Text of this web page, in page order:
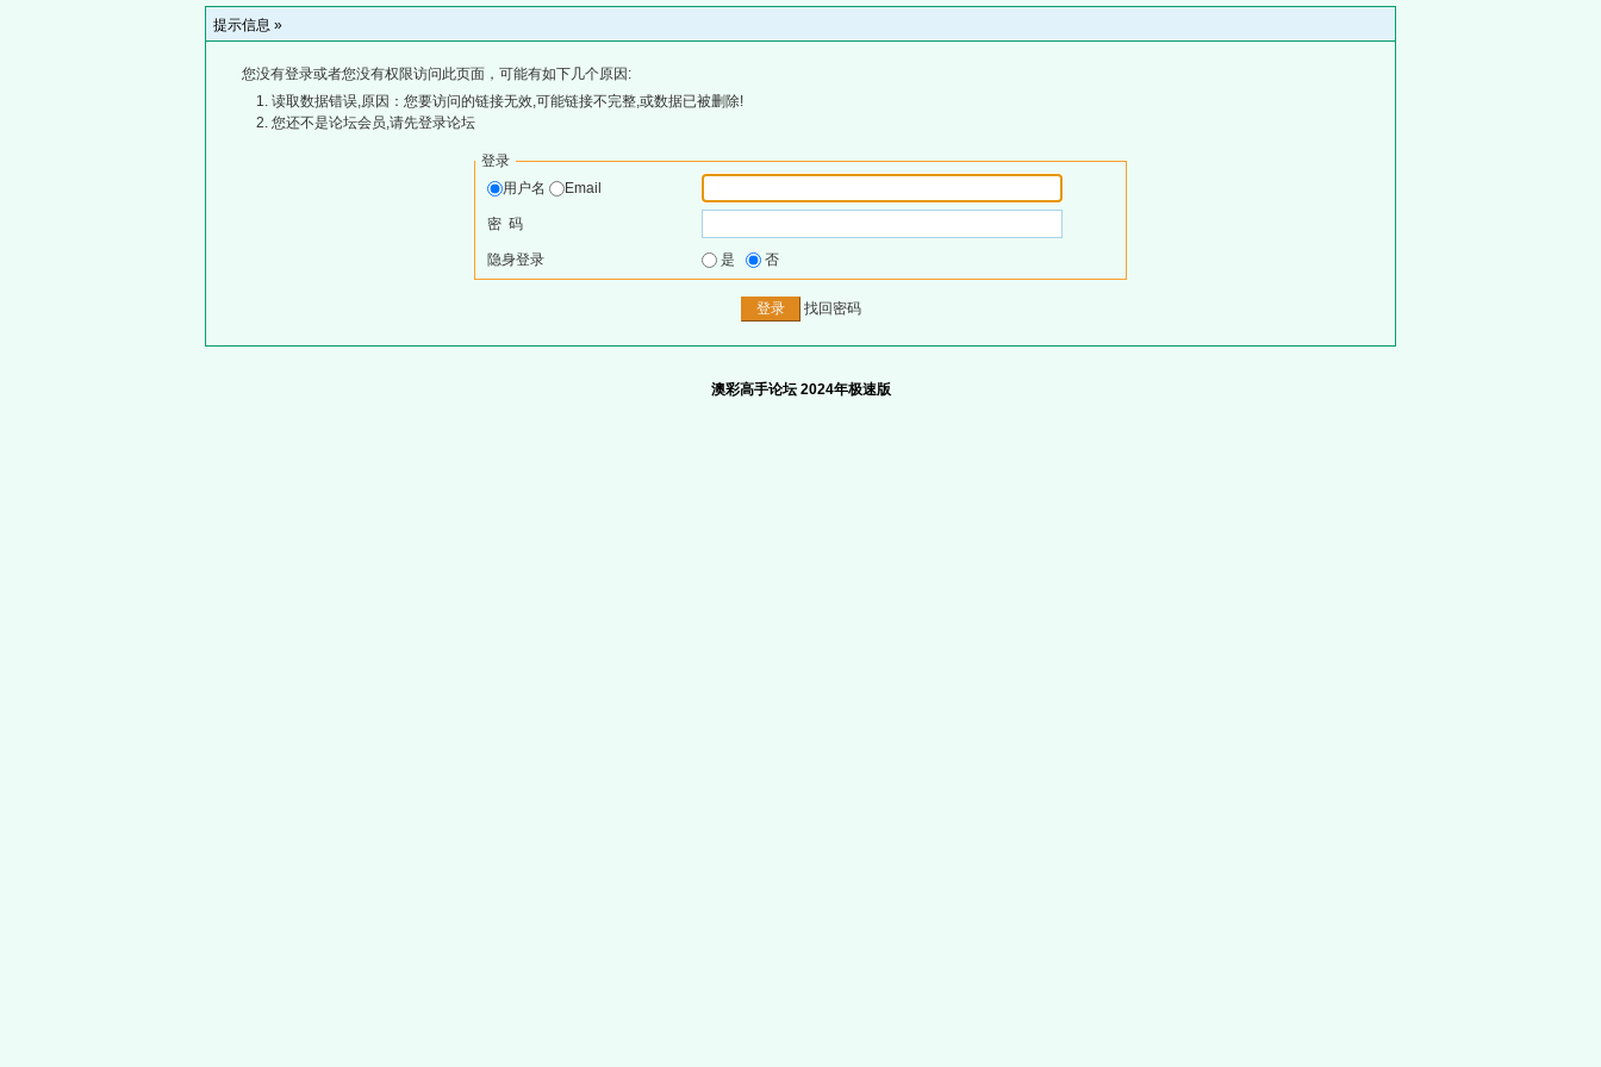
提示信息 »
您没有登录或者您没有权限访问此页面，可能有如下几个原因:
读取数据错误,原因：您要访问的链接无效,可能链接不完整,或数据已被删除!
您还不是论坛会员,请先登录论坛
登录
用户名
Email
密 码
隐身登录 是 否
找回密码
澳彩高手论坛 2024年极速版